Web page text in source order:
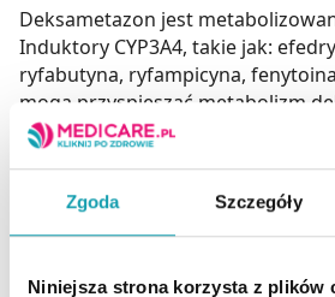
Zgoda Szczegóły
Niniejsza strona korzysta z plików
Deksametazon jest
Induktory CYP3A4, takie jak:
ryfabutyna, ryfampicyna,
mogą przyspieszać metabolizm
zmniejszając jego stężenie we
konieczne zwiększenie dawki
deksametazonu oraz osłabić
razie potrzeby należy dostosować